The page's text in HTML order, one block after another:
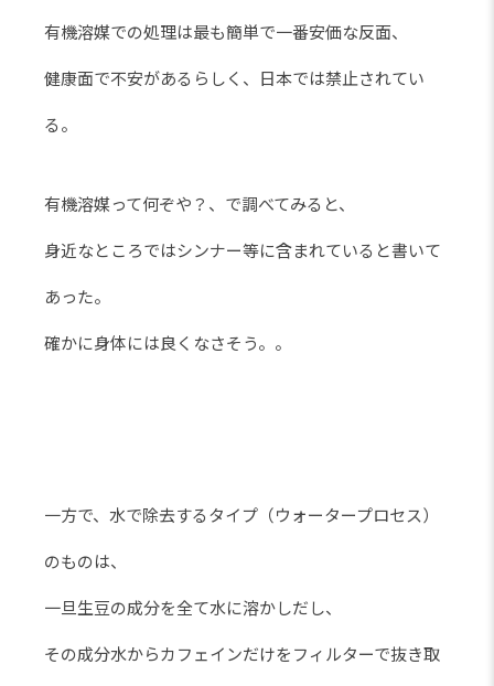
有機溶媒での処理は最も簡単で一番安価な反面、
健康面で不安があるらしく、日本では禁止されてい
る。
有機溶媒って何ぞや？、で調べてみると、
身近なところではシンナー等に含まれていると書いて
あった。
確かに身体には良くなさそう。。
一方で、水で除去するタイプ（ウォータープロセス）
のものは、
一旦生豆の成分を全て水に溶かしだし、
その成分水からカフェインだけをフィルターで抜き取